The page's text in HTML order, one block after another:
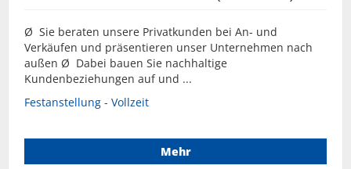
Ø Sie beraten unsere Privatkunden bei An- und
Verkäufen und präsentieren unser Unternehmen nach
außen Ø Dabei bauen Sie nachhaltige
Kundenbeziehungen auf und ...
Festanstellung - Vollzeit
Mehr